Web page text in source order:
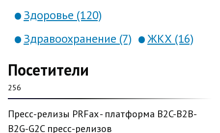
Здоровье (120)
Здравоохранение (7)
ЖКХ (16)
Посетители
256
Пресс-релизы PRFax - платформа B2C-B2B-
B2G-G2C пресс-релизов